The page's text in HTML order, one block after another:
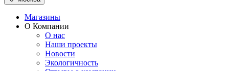
Магазины
О Компании
О нас
Наши проекты
Новости
Экологичность